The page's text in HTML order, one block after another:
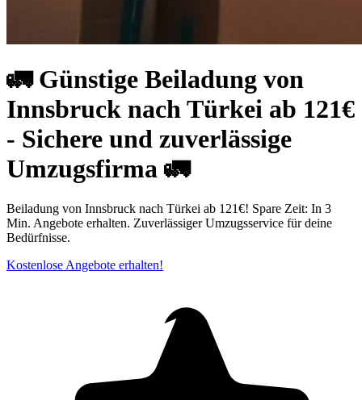
🚛 Günstige Beiladung von
Innsbruck nach Türkei ab 121€
- Sichere und zuverlässige
Umzugsfirma 🚛
Beiladung von Innsbruck nach Türkei ab 121€! Spare Zeit: In 3
Min. Angebote erhalten. Zuverlässiger Umzugsservice für deine
Bedürfnisse.
Kostenlose Angebote erhalten!